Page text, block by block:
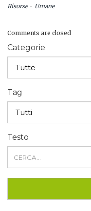
Risorse- Umane
Comments are closed
Categorie
Tag
Testo